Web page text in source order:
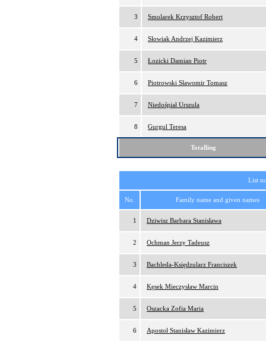
3 Smolarek Krzysztof Robert
4 Słowiak Andrzej Kazimierz
5 Łozicki Damian Piotr
6 Piotrowski Sławomir Tomasz
7 Niedośpiał Urszula
8 Gurgul Teresa
Totalling
List
No. Family name and given names
1 Dziwisz Barbara Stanisława
2 Ochman Jerzy Tadeusz
3 Bachleda-Księdzularz Franciszek
4 Kęsek Mieczysław Marcin
5 Oszacka Zofia Maria
6 Apostoł Stanisław Kazimierz